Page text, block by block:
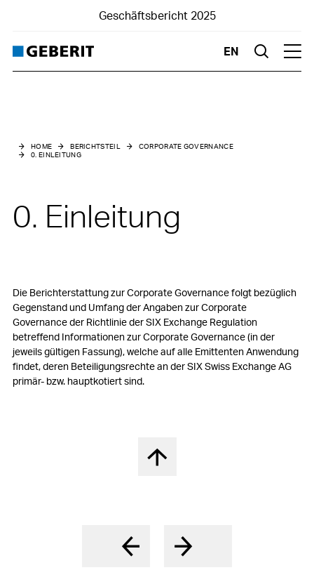
Geschäftsbericht 2025
EN Suche
2. Kapitalstruktur
4. Konzernleitung
5. Entschädigungen, Beteiligungen und Darlehen
6. Mitwirkungsrechte der Aktionäre
7. Kontrollwechsel und Abwehrmassnahmen
HOME BERICHTSTEIL
CORPORATE GOVERNANCE
0. EINLEITUNG
0. Einleitung
Die Berichterstattung zur Corporate Governance folgt bezüglich
Gegenstand und Umfang der Angaben zur Corporate
Governance der Richtlinie der SIX Exchange Regulation
betreffend Informationen zur Corporate Governance (in der
jeweils gültigen Fassung), welche auf alle Emittenten Anwendung
findet, deren Beteiligungsrechte an der SIX Swiss Exchange AG
primär- bzw. hauptkotiert sind.
Nach oben springen